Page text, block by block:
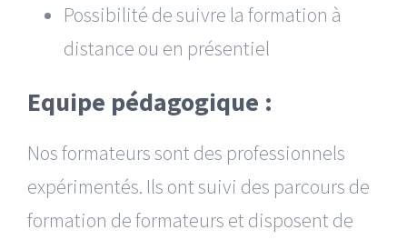
Possibilité de suivre la formation à
distance ou en présentiel
Equipe pédagogique :
Nos formateurs sont des professionnels
expérimentés. Ils ont suivi des parcours de
formation de formateurs et disposent de